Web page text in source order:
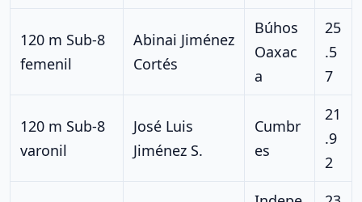
120 m Sub-8
femenil
Abinai Jiménez
Cortés
Búhos
Oaxac
a
25
.5
7
120 m Sub-8
varonil
José Luis
Jiménez S.
Cumbr
es
21
.9
2